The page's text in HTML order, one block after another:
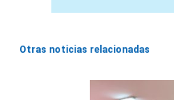
Otras noticias relacionadas